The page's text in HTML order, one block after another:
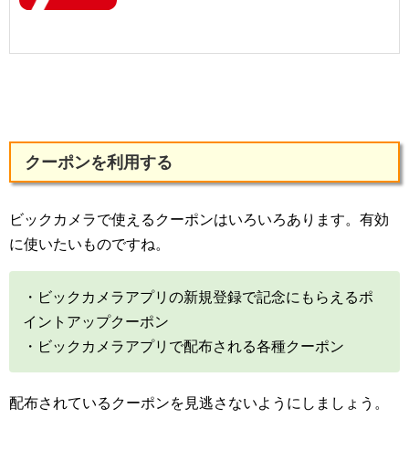
クーポンを利用する
ビックカメラで使えるクーポンはいろいろあります。有効
に使いたいものですね。
・ビックカメラアプリの新規登録で記念にもらえるポ
イントアップクーポン
・ビックカメラアプリで配布される各種クーポン
配布されているクーポンを見逃さないようにしましょう。